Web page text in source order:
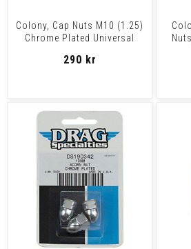
Colony, Cap Nuts M10 (1.25)
Chrome Plated Universal
290 kr